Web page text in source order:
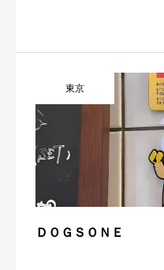
東京
ＤＯＧＳＯＮＥ